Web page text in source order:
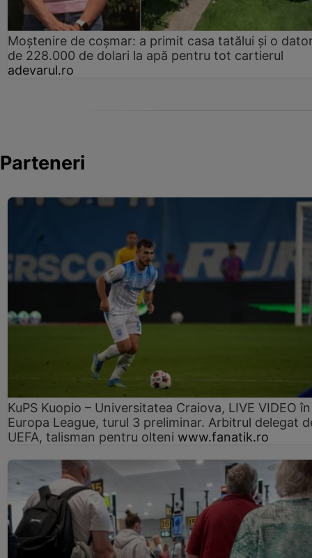
Moștenire de coșmar: a primit casa tatălui și o
de 228.000 de dolari la apă pentru tot cartierul
adevarul.ro
Parteneri
KuPS Kuopio – Universitatea Craiova, LIVE VIDEO în
Europa League, turul 3 preliminar. Arbitrul delegat
UEFA, talisman pentru olteni www.fanatik.ro